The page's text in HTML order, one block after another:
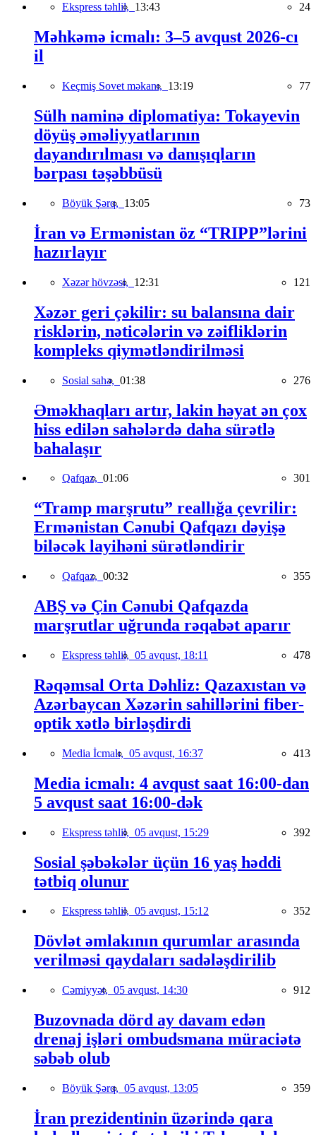
Ekspress təhlil, 13:43 24
Məhkəmə icmalı: 3–5 avqust 2026-cı
il
Keçmiş Sovet məkanı, 13:19 77
Sülh naminə diplomatiya: Tokayevin
döyüş əməliyyatlarının
dayandırılması və danışıqların
bərpası təşəbbüsü
Böyük Şərq, 13:05 73
İran və Ermənistan öz “TRIPP”lərini
hazırlayır
Xəzər hövzəsi, 12:31 121
Xəzər geri çəkilir: su balansına dair
risklərin, nəticələrin və zəifliklərin
kompleks qiymətləndirilməsi
Sosial sahə, 01:38 276
Əməkhaqları artır, lakin həyat ən çox
hiss edilən sahələrdə daha sürətlə
bahalaşır
Qafqaz, 01:06 301
“Tramp marşrutu” reallığa çevrilir:
Ermənistan Cənubi Qafqazı dəyişə
biləcək layihəni sürətləndirir
Qafqaz, 00:32 355
ABŞ və Çin Cənubi Qafqazda
marşrutlar uğrunda rəqabət aparır
Ekspress təhlil, 05 avqust, 18:11 478
Rəqəmsal Orta Dəhliz: Qazaxıstan və
Azərbaycan Xəzərin sahillərini fiber-
optik xətlə birləşdirdi
Media İcmalı, 05 avqust, 16:37 413
Media icmalı: 4 avqust saat 16:00-dan
5 avqust saat 16:00-dək
Ekspress təhlil, 05 avqust, 15:29 392
Sosial şəbəkələr üçün 16 yaş həddi
tətbiq olunur
Ekspress təhlil, 05 avqust, 15:12 352
Dövlət əmlakının qurumlar arasında
verilməsi qaydaları sadələşdirilib
Cəmiyyət, 05 avqust, 14:30 912
Buzovnada dörd ay davam edən
drenaj işləri ombudsmana müraciətə
səbəb olub
Böyük Şərq, 05 avqust, 13:05 359
İran prezidentinin üzərində qara